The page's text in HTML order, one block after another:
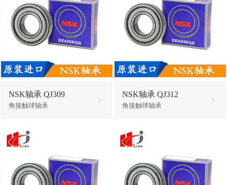
NSK轴承 QJ309
角接触球轴承
NSK轴承 QJ312
角接触球轴承